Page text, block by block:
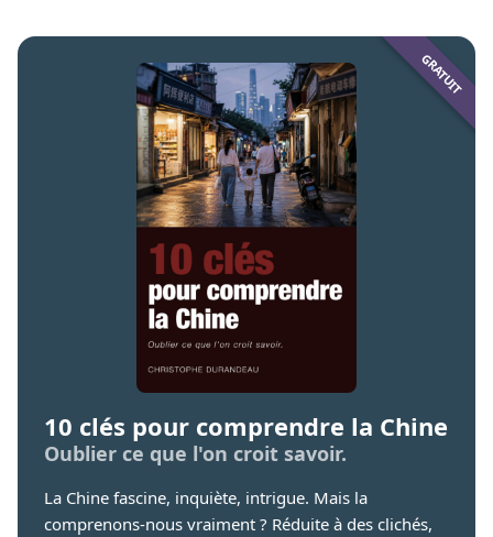
10 clés pour comprendre la Chine
Oublier ce que l'on croit savoir.
La Chine fascine, inquiète, intrigue. Mais la
comprenons-nous vraiment ? Réduite à des clichés,